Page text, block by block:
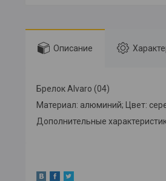
Описание
Брелок Alvaro (04)
Материал: алюминий; Цвет:
Дополнительные